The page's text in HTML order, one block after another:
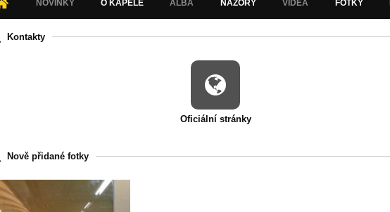
NOVINKY O KAPELE ALBA NÁZORY VIDEA FOTKY
Kontakty
Oficiální stránky
Nově přidané fotky